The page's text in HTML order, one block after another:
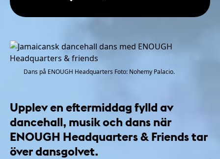
Dans på ENOUGH Headquarters Foto: Nohemy Palacio.
Upplev en eftermiddag fylld av
dancehall, musik och dans när
ENOUGH Headquarters & Friends tar
över dansgolvet.